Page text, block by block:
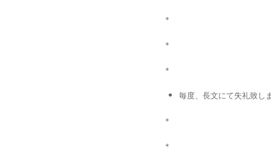
＊
＊
＊
毎度、長文にて失礼致し
＊
＊